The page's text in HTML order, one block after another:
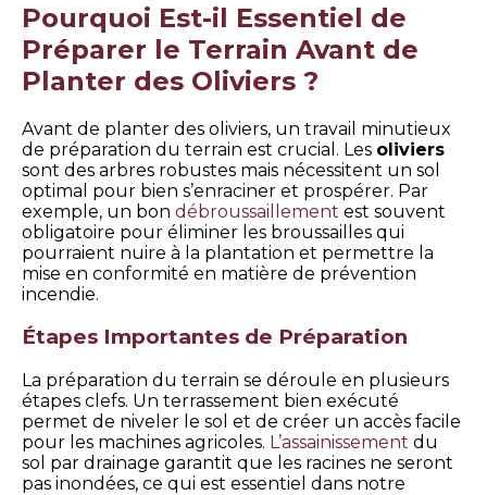
Pourquoi Est-il Essentiel de
Préparer le Terrain Avant de
Planter des Oliviers ?
Avant de planter des oliviers, un travail minutieux
de préparation du terrain est crucial. Les oliviers
sont des arbres robustes mais nécessitent un sol
optimal pour bien s’enraciner et prospérer. Par
exemple, un bon débroussaillement est souvent
obligatoire pour éliminer les broussailles qui
pourraient nuire à la plantation et permettre la
mise en conformité en matière de prévention
incendie.
Étapes Importantes de Préparation
La préparation du terrain se déroule en plusieurs
étapes clefs. Un terrassement bien exécuté
permet de niveler le sol et de créer un accès facile
pour les machines agricoles. L’assainissement du
sol par drainage garantit que les racines ne seront
pas inondées, ce qui est essentiel dans notre